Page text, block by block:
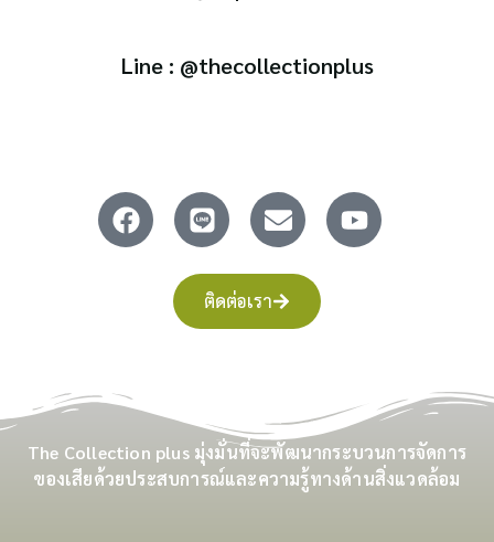
Line : @thecollectionplus
ติดต่อเรา
The Collection plus มุ่งมั่นที่จะพัฒนากระบวนการจัดการ
ของเสียด้วยประสบการณ์และความรู้ทางด้านสิ่งแวดล้อม